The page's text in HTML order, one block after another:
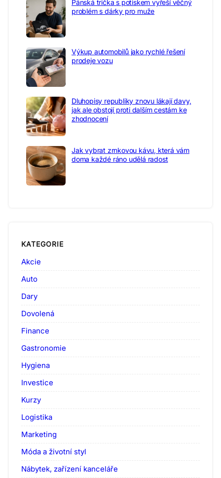
Pánská trička s potiskem vyřeší věčný
problém s dárky pro muže
Výkup automobilů jako rychlé řešení
prodeje vozu
Dluhopisy republiky znovu lákají davy,
jak ale obstojí proti dalším cestám ke
zhodnocení
Jak vybrat zrnkovou kávu, která vám
doma každé ráno udělá radost
KATEGORIE
Akcie
Auto
Dary
Dovolená
Finance
Gastronomie
Hygiena
Investice
Kurzy
Logistika
Marketing
Móda a životní styl
Nábytek, zařízení kanceláře